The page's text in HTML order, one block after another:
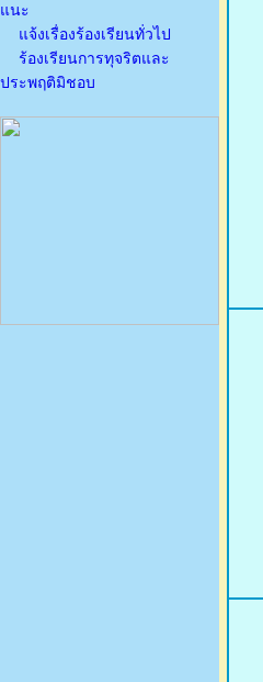
แนะ
แจ้งเรื่องร้องเรียนทั่วไป
ร้องเรียนการทุจริตและ
ประพฤติมิชอบ